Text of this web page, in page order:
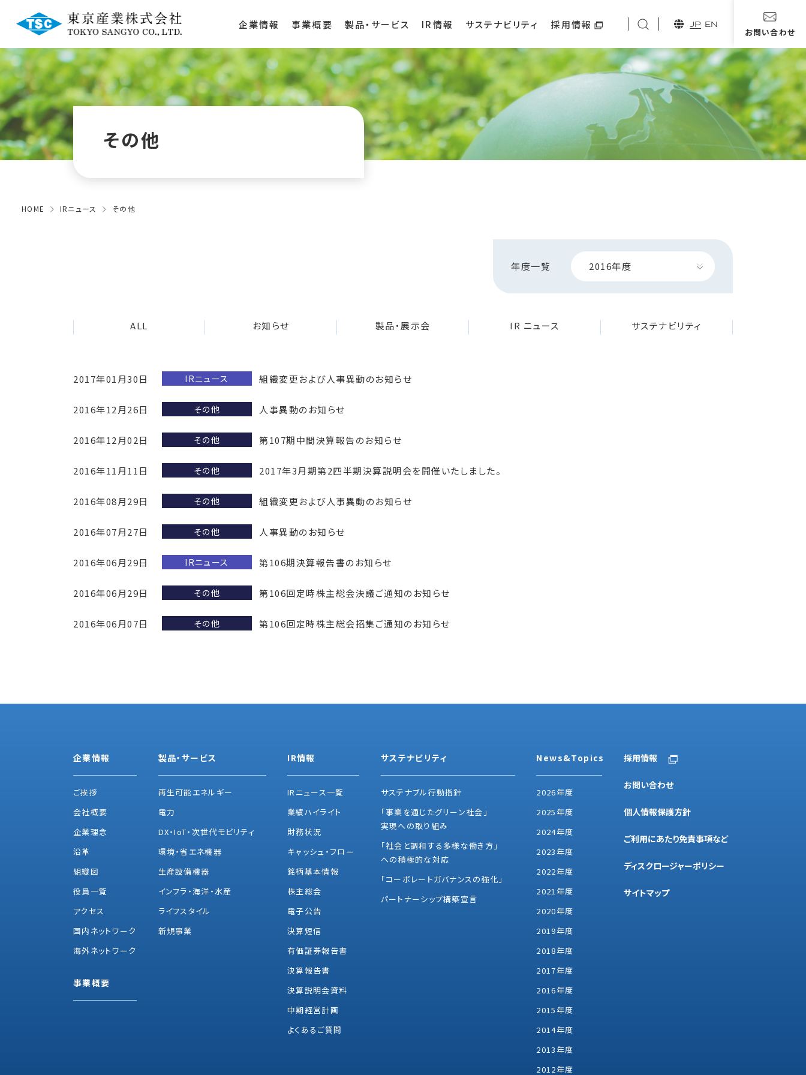
企業情報 事業概要 製品・サービス IR情報 サステナビリティ 採用情報 JP EN
お問い合わせ
その他
HOME IRニュース その他
年度一覧 2016年度
ALL お知らせ 製品・展示会 IR ニュース サステナビリティ
2017年01月30日 IRニュース 組織変更および人事異動のお知らせ
2016年12月26日 その他 人事異動のお知らせ
2016年12月02日 その他 第107期中間決算報告のお知らせ
2016年11月11日 その他 2017年3月期第2四半期決算説明会を開催いたしました。
2016年08月29日 その他 組織変更および人事異動のお知らせ
2016年07月27日 その他 人事異動のお知らせ
2016年06月29日 IRニュース 第106期決算報告書のお知らせ
2016年06月29日 その他 第106回定時株主総会決議ご通知のお知らせ
2016年06月07日 その他 第106回定時株主総会招集ご通知のお知らせ
企業情報
ご挨拶
会社概要
企業理念
沿革
組織図
役員一覧
アクセス
国内ネットワーク
海外ネットワーク
事業概要
製品・サービス
再生可能エネルギー
電力
DX・IoT・次世代モビリティ
環境・省エネ機器
生産設備機器
インフラ・海洋・水産
ライフスタイル
新規事業
IR情報
IRニュース一覧
業績ハイライト
財務状況
キャッシュ・フロー
銘柄基本情報
株主総会
電子公告
決算短信
有価証券報告書
決算報告書
決算説明会資料
中期経営計画
よくあるご質問
サステナビリティ
サステナブル行動指針
「事業を通じたグリーン社会」
実現への取り組み
「社会と調和する多様な働き方」
への積極的な対応
「コーポレートガバナンスの強化」
パートナーシップ構築宣言
News&Topics
2026年度
2025年度
2024年度
2023年度
2022年度
2021年度
2020年度
2019年度
2018年度
2017年度
2016年度
2015年度
2014年度
2013年度
2012年度
採用情報
お問い合わせ
個人情報保護方針
ご利用にあたり免責事項など
ディスクロージャーポリシー
サイトマップ